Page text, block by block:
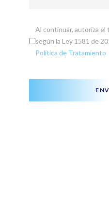
Al continuar, autoriza
según la Ley 1581 de
Política de Tratamiento